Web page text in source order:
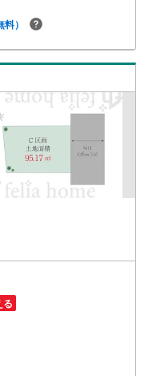
！ 不動産キャンペ
成約キャンペーン」の対
見学予約をする」ボタ
ずYahoo！ JAPAN IDで
ポイントは出金と譲渡は
）
る